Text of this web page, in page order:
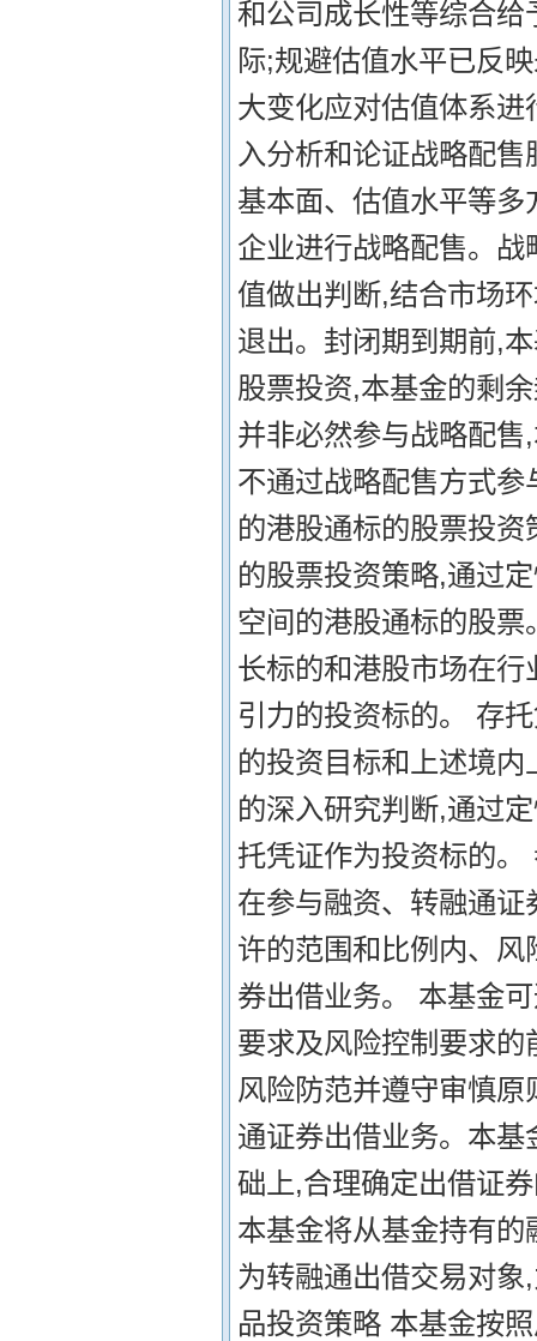
和公司成长性等综合
际;规避估值水平已反
大变化应对估值体系
入分析和论证战略配
基本面、估值水平等
企业进行战略配售。
值做出判断,结合市场
退出。封闭期到期前,
股票投资,本基金的剩
并非必然参与战略配
不通过战略配售方式
的港股通标的股票投
的股票投资策略,通过
空间的港股通标的股
长标的和港股市场在
引力的投资标的。 存
的投资目标和上述境
的深入研究判断,通过
托凭证作为投资标的
在参与融资、转融通
许的范围和比例内、
券出借业务。 本基金
要求及风险控制要求
风险防范并遵守审慎
通证券出借业务。本
础上,合理确定出借证
本基金将从基金持有
为转融通出借交易对
品投资策略 本基金按